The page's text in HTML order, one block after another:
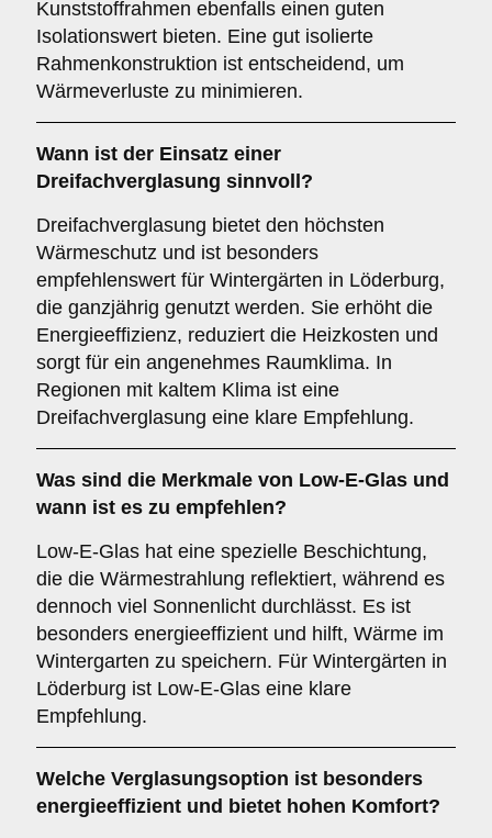
Kunststoffrahmen ebenfalls einen guten
Isolationswert bieten. Eine gut isolierte
Rahmenkonstruktion ist entscheidend, um
Wärmeverluste zu minimieren.
Wann ist der Einsatz einer
Dreifachverglasung sinnvoll?
Dreifachverglasung bietet den höchsten
Wärmeschutz und ist besonders
empfehlenswert für Wintergärten in Löderburg,
die ganzjährig genutzt werden. Sie erhöht die
Energieeffizienz, reduziert die Heizkosten und
sorgt für ein angenehmes Raumklima. In
Regionen mit kaltem Klima ist eine
Dreifachverglasung eine klare Empfehlung.
Was sind die Merkmale von Low-E-Glas und
wann ist es zu empfehlen?
Low-E-Glas hat eine spezielle Beschichtung,
die die Wärmestrahlung reflektiert, während es
dennoch viel Sonnenlicht durchlässt. Es ist
besonders energieeffizient und hilft, Wärme im
Wintergarten zu speichern. Für Wintergärten in
Löderburg ist Low-E-Glas eine klare
Empfehlung.
Welche Verglasungsoption ist besonders
energieeffizient und bietet hohen Komfort?